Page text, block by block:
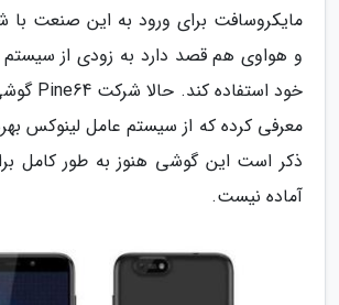
مایکروسافت برای ورود به این صنعت
و هواوی هم قصد دارد به زودی از
معرفی کرده که از سیستم عامل لینوکس
ذکر است این گوشی هنوز به طور کامل
آماده نیست.